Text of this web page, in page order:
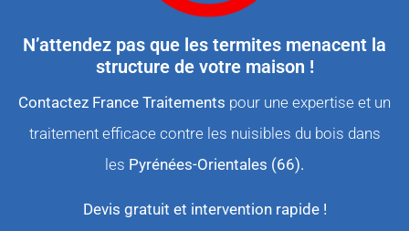
N’attendez pas que les termites menacent la
structure de votre maison !
Contactez France Traitements pour une expertise et un
traitement efficace contre les nuisibles du bois dans
les Pyrénées-Orientales (66).
Devis gratuit et intervention rapide !